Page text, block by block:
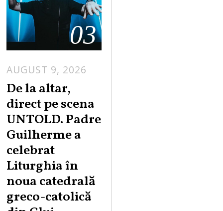
03
AUGUST 9, 2026
De la altar,
direct pe scena
UNTOLD. Padre
Guilherme a
celebrat
Liturghia în
noua catedrală
greco-catolică